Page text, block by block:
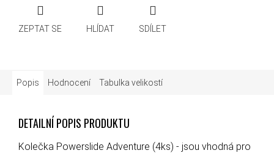
ZEPTAT SE HLÍDAT SDÍLET
Popis Hodnocení Tabulka velikostí
DETAILNÍ POPIS PRODUKTU
Kolečka Powerslide Adventure (4ks) - jsou vhodná pro